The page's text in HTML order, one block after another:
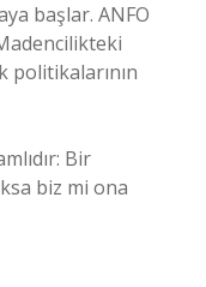
başlar. ANFO
politikalarının
Bir
biz mi ona